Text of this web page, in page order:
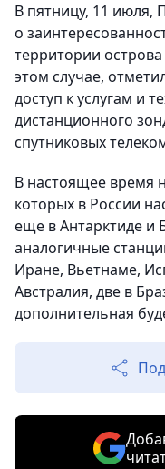
В пятницу, 11 июля,
о
территории
этом случае,
доступ к услугам и
дистанционного
спутниковых
В настоящее время
которых в России
еще в Антарктиде и
аналогичные
Иране, Вьетнаме,
Австралия, две в
дополнительная